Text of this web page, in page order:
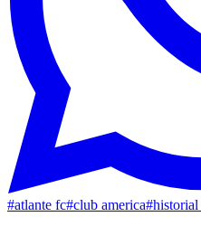
#atlante fc#club america#